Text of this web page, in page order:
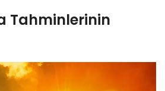
Tahminlerinin